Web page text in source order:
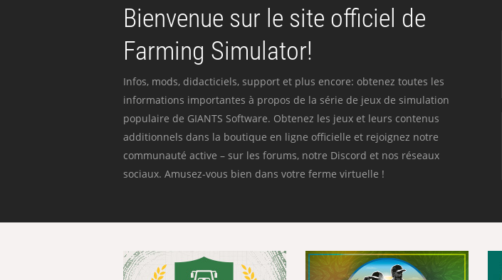
Bienvenue sur le site officiel de
Farming Simulator!
Infos, mods, didacticiels, support et plus encore: obtenez toutes les
informations importantes à propos de la série de jeux de simulation
populaire de GIANTS Software. Obtenez les jeux et leurs contenus
additionnels dans la boutique en ligne officielle et rejoignez notre
communauté active – sur les forums, notre Discord et nos réseaux
sociaux. Amusez-vous bien dans votre ferme virtuelle !